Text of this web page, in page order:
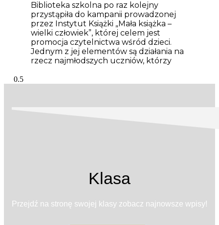
Biblioteka szkolna po raz kolejny
przystąpiła do kampanii prowadzonej
przez Instytut Książki „Mała książka –
wielki człowiek”, której celem jest
promocja czytelnictwa wśród dzieci.
Jednym z jej elementów są działania na
rzecz najmłodszych uczniów, którzy
Klasa
Przejdź na stronę swojej klasy zobacz najnowsze wpisy!